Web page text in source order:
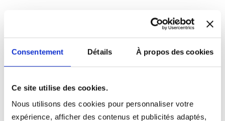
Consentement Détails À propos des cookies
Ce site utilise des cookies.
Nous utilisons des cookies pour personnaliser votre
expérience, afficher des contenus et publicités adaptés,